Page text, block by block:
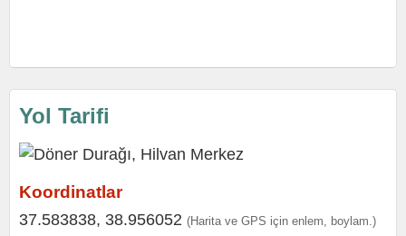
Yol Tarifi
Koordinatlar
37.583838, 38.956052 (Harita ve GPS için enlem, boylam.)